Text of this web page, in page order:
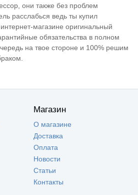
они также без проблем
расслабься ведь ты купил
магазине оригинальный
обязательства в полном
на твое стороне и 100% решим
Магазин
О магазине
Доставка
Оплата
Новости
Статьи
Контакты